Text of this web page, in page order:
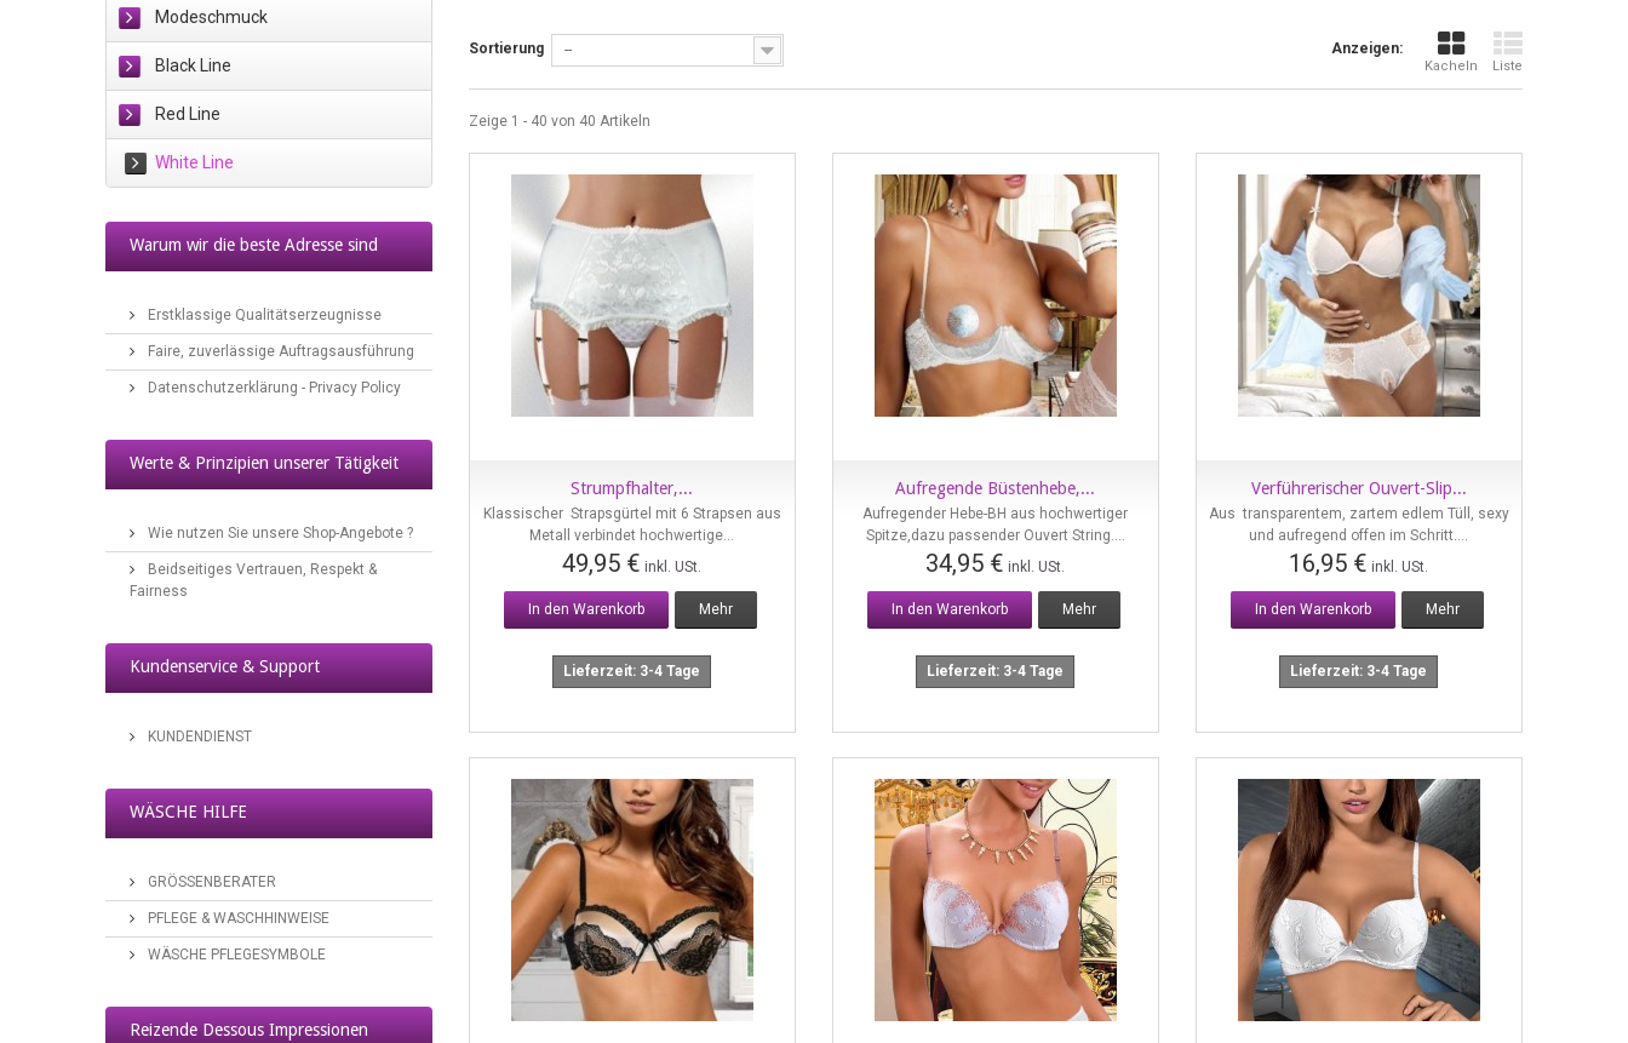
Modeschmuck
Black Line
Red Line
White Line
Warum wir die beste Adresse sind
Erstklassige Qualitätserzeugnisse
Faire, zuverlässige Auftragsausführung
Datenschutzerklärung - Privacy Policy
Werte & Prinzipien unserer Tätigkeit
Wie nutzen Sie unsere Shop-Angebote ?
Beidseitiges Vertrauen, Respekt &
Fairness
Kundenservice & Support
KUNDENDIENST
WÄSCHE HILFE
GRÖSSENBERATER
PFLEGE & WASCHHINWEISE
WÄSCHE PFLEGESYMBOLE
Reizende Dessous Impressionen
2017/11/02
Straps- Wäscheklassiker für stilvolle Dessous
2017/10/13
Dessous-Accesoires
2017/10/10
Reizwäsche & Ouvert-Dessous
Anzeigen:
Kacheln Liste
Sortierung --
Zeige 1 - 40 von 40 Artikeln
Vorschau
Strumpfhalter,...
Klassischer Strapsgürtel mit 6 Strapsen aus
Metall verbindet hochwertige...
49,95 € inkl. USt.
In den Warenkorb Mehr
Lieferzeit: 3-4 Tage
Vorschau
Aufregende Büstenhebe,...
Aufregender Hebe-BH aus hochwertiger
Spitze,dazu passender Ouvert String....
34,95 € inkl. USt.
In den Warenkorb Mehr
Lieferzeit: 3-4 Tage
Vorschau
Verführerischer Ouvert-Slip...
Aus transparentem, zartem edlem Tüll, sexy
und aufregend offen im Schritt....
16,95 € inkl. USt.
In den Warenkorb Mehr
Lieferzeit: 3-4 Tage